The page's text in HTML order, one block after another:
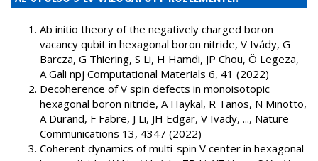
Ab initio theory of the negatively charged boron
vacancy qubit in hexagonal boron nitride, V Ivády, G
Barcza, G Thiering, S Li, H Hamdi, JP Chou, Ö Legeza,
A Gali npj Computational Materials 6, 41 (2022)
Decoherence of V spin defects in monoisotopic
hexagonal boron nitride, A Haykal, R Tanos, N Minotto,
A Durand, F Fabre, J Li, JH Edgar, V Ivady, ..., Nature
Communications 13, 4347 (2022)
Coherent dynamics of multi-spin V center in hexagonal